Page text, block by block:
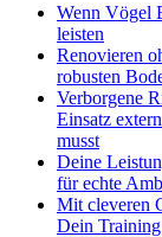
Wenn Vögel
leisten
Renovieren
robusten
Verborgene
Einsatz
musst
Deine
für echte
Mit cleveren
Dein